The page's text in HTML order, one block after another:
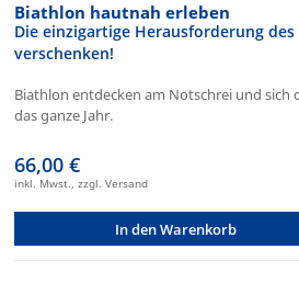
Biathlon hautnah erleben
Die einzigartige Herausforderung
verschenken!
Biathlon entdecken am Notschrei und sich
das ganze Jahr.
66,00 €
inkl. Mwst., zzgl. Versand
In den Warenkorb